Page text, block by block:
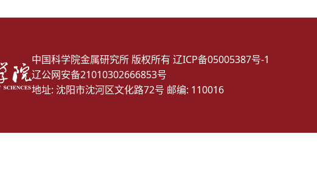
中国科学院金属研究所 版权所有 辽ICP备05005387号-1
辽公网安备21010302666853号
地址: 沈阳市沈河区文化路72号 邮编: 110016